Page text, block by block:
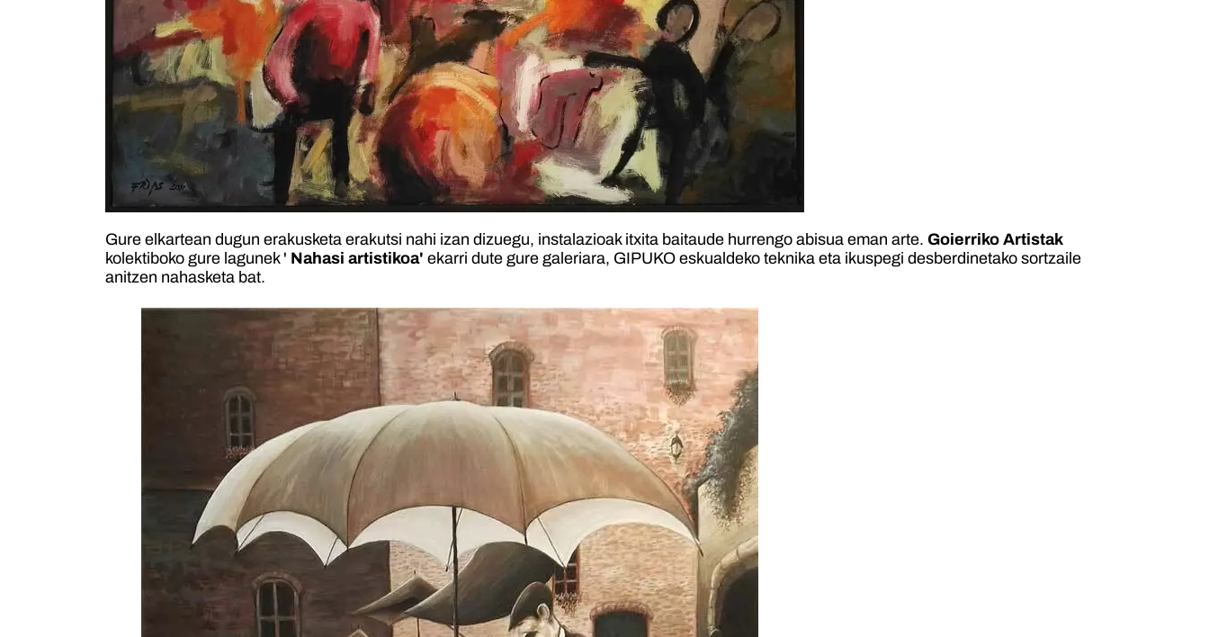
Gure elkartean dugun erakusketa erakutsi nahi izan dizuegu, instalazioak itxita baitaude hurrengo abisua eman arte. Goierriko Artistak
kolektiboko gure lagunek ' Nahasi artistikoa' ekarri dute gure galeriara, GIPUKO eskualdeko teknika eta ikuspegi desberdinetako sortzaile
anitzen nahasketa bat.